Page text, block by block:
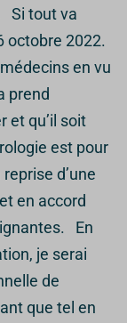
Si tout va
octobre 2022.
en vu
prend
et qu’il soit
est pour
d’une
en accord
En
je serai
de
que tel en